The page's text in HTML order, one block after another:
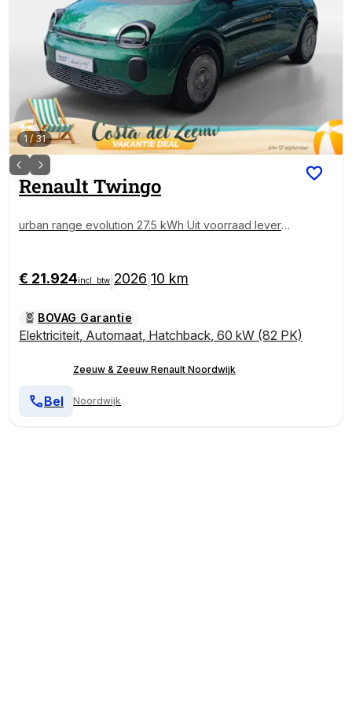
1/ 31
Renault Twingo
urban range evolution 27.5 kWh Uit voorraad leverba
€ 21.924incl. btw 2026 10 km
BOVAG Garantie
Elektriciteit, Automaat, Hatchback, 60 kW (82 PK)
Zeeuw & Zeeuw Renault Noordwijk
Noordwijk
Bel